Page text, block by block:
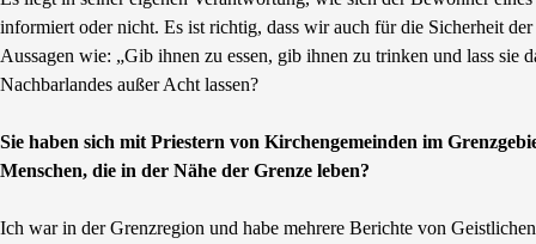
informiert oder nicht. Es ist richtig, dass wir auch für die Sicherheit
Aussagen wie: „Gib ihnen zu essen, gib ihnen zu trinken und lass
Nachbarlandes außer Acht lassen?
Sie haben sich mit Priestern von Kirchengemeinden im
Menschen, die in der Nähe der Grenze leben?
Ich war in der Grenzregion und habe mehrere Berichte von